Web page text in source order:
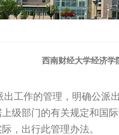
西南财经大学经济学
出工作的管理，明确公派
级部门的有关规定和国
，出行此管理办法。